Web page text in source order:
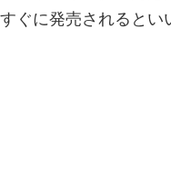
ぐに発売されるとい